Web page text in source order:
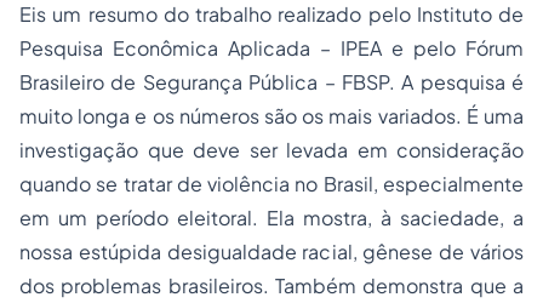
Eis um resumo do trabalho realizado pelo Instituto de
Pesquisa Econômica Aplicada – IPEA e pelo Fórum
Brasileiro de Segurança Pública – FBSP. A pesquisa é
muito longa e os números são os mais variados. É uma
investigação que deve ser levada em consideração
quando se tratar de violência no Brasil, especialmente
em um período eleitoral. Ela mostra, à saciedade, a
nossa estúpida desigualdade racial, gênese de vários
dos problemas brasileiros. Também demonstra que a